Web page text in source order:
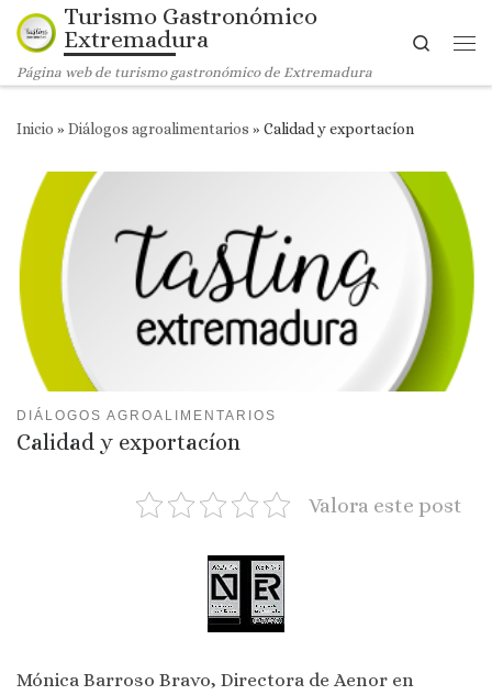
Saltar al contenido
Turismo Gastronómico
Extremadura
Página web de turismo gastronómico de Extremadura
Search
Inicio » Diálogos agroalimentarios » Calidad y exportacíon
DIÁLOGOS AGROALIMENTARIOS
Calidad y exportacíon
Valora este post
Mónica Barroso Bravo, Directora de Aenor en